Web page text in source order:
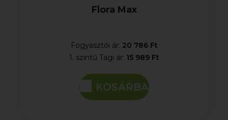
Flora Max
Fogyasztói ár: 20 786 Ft
1. szintű Tagi ár: 15 989 Ft
KOSÁRBA